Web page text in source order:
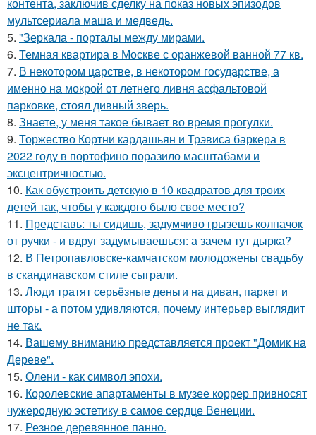
контента, заключив сделку на показ новых эпизодов
мультсериала маша и медведь.
5. "Зеркала - порталы между мирами.
6. Темная квартира в Москве с оранжевой ванной 77 кв.
7. В некотором царстве, в некотором государстве, а
именно на мокрой от летнего ливня асфальтовой
парковке, стоял дивный зверь.
8. Знаете, у меня такое бывает во время прогулки.
9. Торжество Кортни кардашьян и Трэвиса баркера в
2022 году в портофино поразило масштабами и
эксцентричностью.
10. Как обустроить детскую в 10 квадратов для троих
детей так, чтобы у каждого было свое место?
11. Представь: ты сидишь, задумчиво грызешь колпачок
от ручки - и вдруг задумываешься: а зачем тут дырка?
12. В Петропавловске-камчатском молодожены свадьбу
в скандинавском стиле сыграли.
13. Люди тратят серьёзные деньги на диван, паркет и
шторы - а потом удивляются, почему интерьер выглядит
не так.
14. Вашему вниманию представляется проект "Домик на
Дереве".
15. Олени - как символ эпохи.
16. Королевские апартаменты в музее коррер привносят
чужеродную эстетику в самое сердце Венеции.
17. Резное деревянное панно.